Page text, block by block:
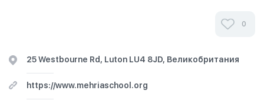
0
25 Westbourne Rd, Luton LU4 8JD, Великобритания
https://www.mehriaschool.org